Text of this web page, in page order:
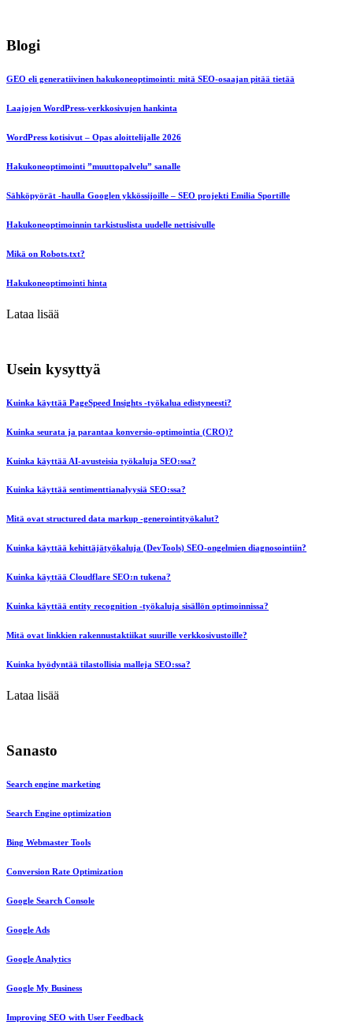
Blogi
GEO eli generatiivinen hakukoneoptimointi: mitä SEO-osaajan pitää tietää
Laajojen WordPress-verkkosivujen hankinta
WordPress kotisivut – Opas aloittelijalle 2026
Hakukoneoptimointi ”muuttopalvelu” sanalle
Sähköpyörät -haulla Googlen ykkössijoille – SEO projekti Emilia Sportille
Hakukoneoptimoinnin tarkistuslista uudelle nettisivulle
Mikä on Robots.txt?
Hakukoneoptimointi hinta
Lataa lisää
Usein kysyttyä
Kuinka käyttää PageSpeed Insights -työkalua edistyneesti?
Kuinka seurata ja parantaa konversio-optimointia (CRO)?
Kuinka käyttää AI-avusteisia työkaluja SEO:ssa?
Kuinka käyttää sentimenttianalyysiä SEO:ssa?
Mitä ovat structured data markup -generointityökalut?
Kuinka käyttää kehittäjätyökaluja (DevTools) SEO-ongelmien diagnosointiin?
Kuinka käyttää Cloudflare SEO:n tukena?
Kuinka käyttää entity recognition -työkaluja sisällön optimoinnissa?
Mitä ovat linkkien rakennustaktiikat suurille verkkosivustoille?
Kuinka hyödyntää tilastollisia malleja SEO:ssa?
Lataa lisää
Sanasto
Search engine marketing
Search Engine optimization
Bing Webmaster Tools
Conversion Rate Optimization
Google Search Console
Google Ads
Google Analytics
Google My Business
Improving SEO with User Feedback